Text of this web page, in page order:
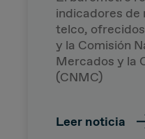
indicadores
telco,
y la Comisión
Mercados y la
(CNMC)
Leer noticia